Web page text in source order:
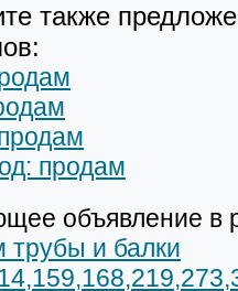
также
продам
объявление в
трубы и балки